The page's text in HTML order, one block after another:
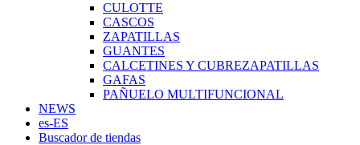
CULOTTE
CASCOS
ZAPATILLAS
GUANTES
CALCETINES Y CUBREZAPATILLAS
GAFAS
PAÑUELO MULTIFUNCIONAL
NEWS
es-ES
Buscador de tiendas